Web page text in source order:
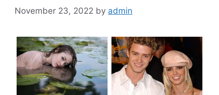
November 23, 2022 by admin